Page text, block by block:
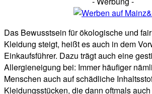
Das Bewusstsein für ökologische und
Kleidung steigt, heißt es auch in dem
Einkaufsführer. Dazu trägt auch eine
Allergieneigung bei: Immer häufiger
Menschen auch auf schädliche
Kleidungsstücken, die dann oftmals